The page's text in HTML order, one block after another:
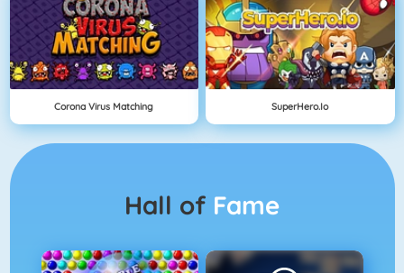
Corona Virus Matching SuperHero.io
Hall of Fame